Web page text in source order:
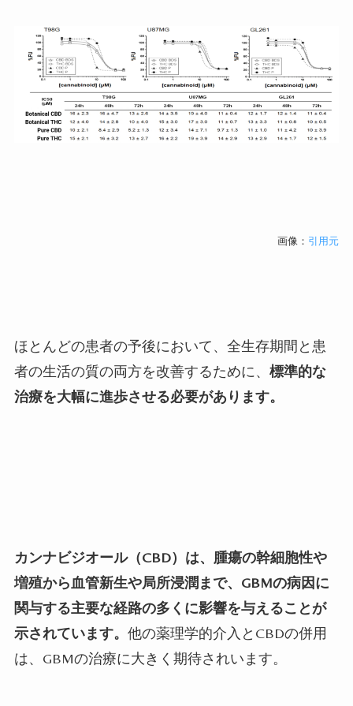
画像： 引用元
ほとんどの患者の予後において、全生存期間と患
者の生活の質の両方を改善するために、 標準的な
治療を大幅に進歩させる必要があります。
カンナビジオール（CBD）は、腫瘍の幹細胞性や
増殖から血管新生や局所浸潤まで、 GBMの病因に
関与する主要な経路の多くに影響を与えることが
示されています。 他の薬理学的介入と CBDの併用
は、 GBMの治療に大きく期待されいます。